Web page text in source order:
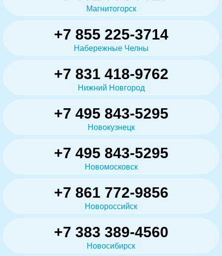
Магнитогорск
+7 855 225-3714
Набережные Челны
+7 831 418-9762
Нижний Новгород
+7 495 843-5295
Новокузнецк
+7 495 843-5295
Новомосковск
+7 861 772-9856
Новороссийск
+7 383 389-4560
Новосибирск